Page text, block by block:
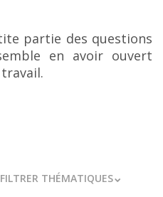
partie des questions
en avoir ouvert
travail.
FILTRER THÉMATIQUES